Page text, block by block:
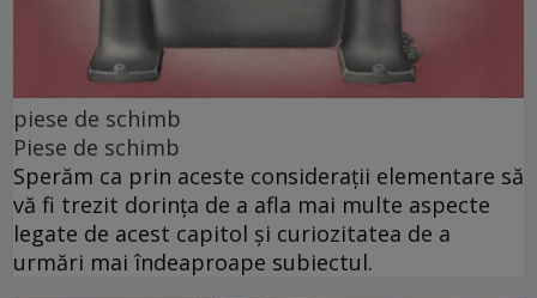
piese de schimb
Piese de schimb
Sperăm ca prin aceste considerații elementare să
vă fi trezit dorința de a afla mai multe aspecte
legate de acest capitol și curiozitatea de a
urmări mai îndeaproape subiectul.